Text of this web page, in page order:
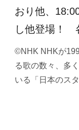
おり他、
し他登場！
©NHK NHKが
る歌の数々、多
いる「日本のス